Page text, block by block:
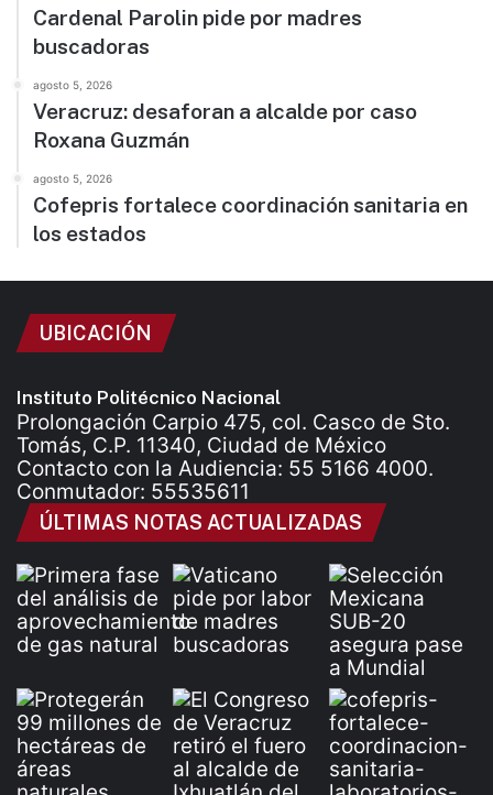
Cardenal Parolin pide por madres
buscadoras
agosto 5, 2026
Veracruz: desaforan a alcalde por caso
Roxana Guzmán
agosto 5, 2026
Cofepris fortalece coordinación sanitaria en
los estados
UBICACIÓN
Instituto Politécnico Nacional
Prolongación Carpio 475, col. Casco de Sto.
Tomás, C.P. 11340, Ciudad de México
Contacto con la Audiencia: 55 5166 4000.
Conmutador: 55535611
ÚLTIMAS NOTAS ACTUALIZADAS